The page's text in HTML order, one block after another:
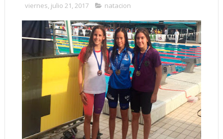
viernes, julio 21, 2017 natacion